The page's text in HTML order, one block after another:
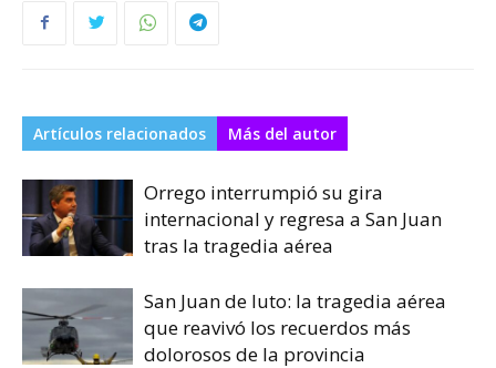
Artículos relacionados Más del autor
Orrego interrumpió su gira
internacional y regresa a San Juan
tras la tragedia aérea
San Juan de luto: la tragedia aérea
que reavivó los recuerdos más
dolorosos de la provincia